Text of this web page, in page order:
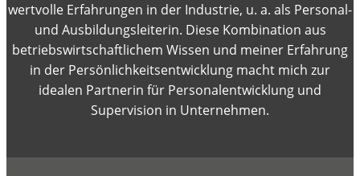
wertvolle Erfahrungen in der Industrie, u. a. als Personal-
und Ausbildungsleiterin. Diese Kombination aus
betriebswirtschaftlichem Wissen und meiner Erfahrung
in der Persönlichkeitsentwicklung macht mich zur
idealen Partnerin für Personalentwicklung und
Supervision in Unternehmen.